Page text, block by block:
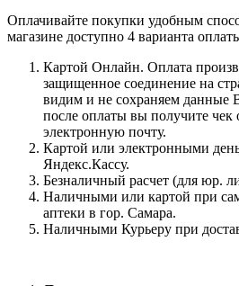
Оплачивайте покупки удобным
магазине доступно 4 варианта
Картой Онлайн. Оплата
защищенное соединение на
видим и не сохраняем данные
после оплаты вы получите чек
электронную почту.
Картой или электронными
Яндекс.Кассу.
Безналичный расчет (для юр.
Наличными или картой при
аптеки в гор. Самара.
Наличными Курьеру при